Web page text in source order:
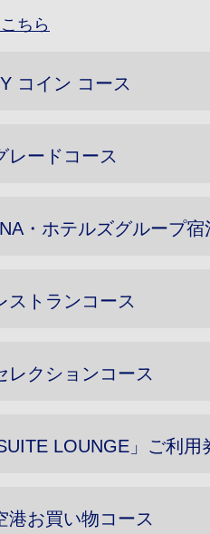
ちら
コイン コース
レードコース
・ホテルズグループ宿
ストランコース
レクションコース
LOUNGE」ご利用
港お買い物コース